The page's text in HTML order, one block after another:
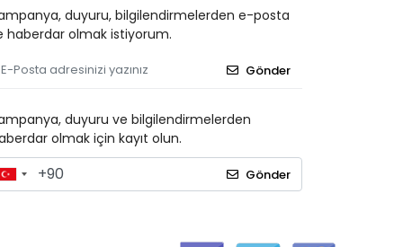
duyuru, bilgilendirmelerden e-posta
haberdar olmak istiyorum.
Gönder
duyuru ve bilgilendirmelerden
olmak için kayıt olun.
Gönder